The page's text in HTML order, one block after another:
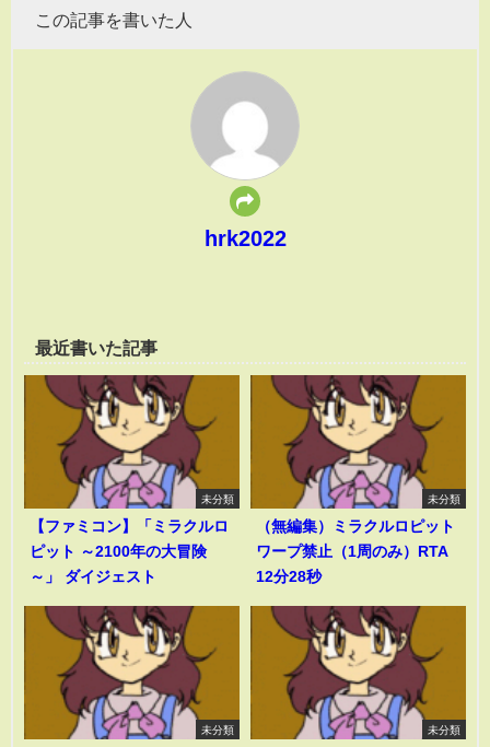
この記事を書いた人
hrk2022
最近書いた記事
未分類
【ファミコン】「ミラクルロ
ピット ～2100年の大冒険
～」 ダイジェスト
未分類
（無編集）ミラクルロピット
ワープ禁止（1周のみ）RTA
12分28秒
未分類 未分類